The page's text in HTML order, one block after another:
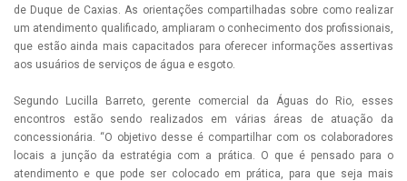
de Duque de Caxias. As orientações compartilhadas sobre como realizar
um atendimento qualificado, ampliaram o conhecimento dos profissionais,
que estão ainda mais capacitados para oferecer informações assertivas
aos usuários de serviços de água e esgoto.
Segundo Lucilla Barreto, gerente comercial da Águas do Rio, esses
encontros estão sendo realizados em várias áreas de atuação da
concessionária. “O objetivo desse é compartilhar com os colaboradores
locais a junção da estratégia com a prática. O que é pensado para o
atendimento e que pode ser colocado em prática, para que seja mais